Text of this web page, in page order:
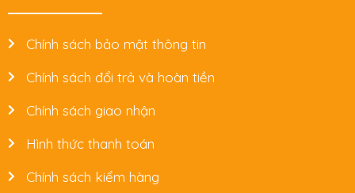
Chính sách bảo mật thông tin
Chính sách đổi trả và hoàn tiền
Chính sách giao nhận
Hình thức thanh toán
Chính sách kiểm hàng